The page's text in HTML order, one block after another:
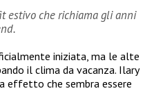
estivo che richiama gli anni
iniziata, ma le alte
il clima da vacanza. Ilary
effetto che sembra essere